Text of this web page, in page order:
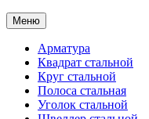
Меню
Арматура
Квадрат стальной
Круг стальной
Полоса стальная
Уголок стальной